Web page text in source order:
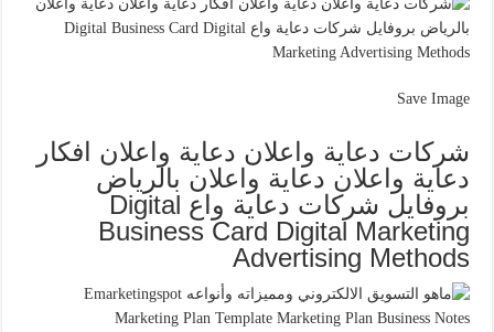
Save Image
شركات دعاية واعلان دعاية واعلان افكار
دعاية واعلان دعاية واعلان بالرياض
بروفايل شركات دعاية واع Digital
Business Card Digital Marketing
Advertising Methods